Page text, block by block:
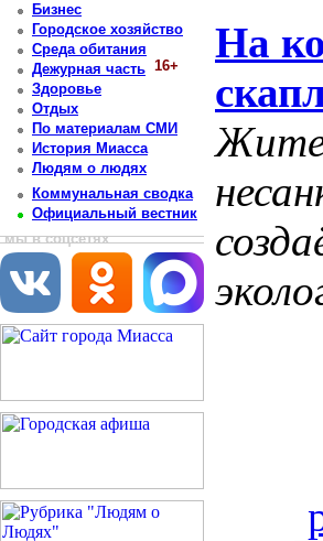
Бизнес
Городское хозяйство
Среда обитания
Дежурная часть 16+
Здоровье
Отдых
По материалам СМИ
История Миасса
Людям о людях
Коммунальная сводка
Официальный вестник
мы в соцсетях
На